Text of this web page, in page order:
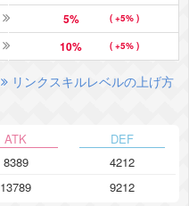
5% ( +5% )
10% ( +5% )
リンクスキルレベルの上げ方
ATK DEF
8389 4212
13789 9212